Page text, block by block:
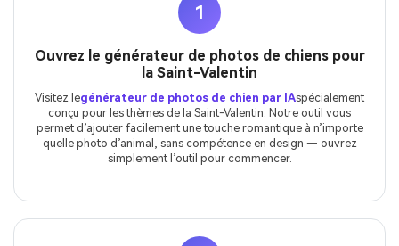
1
Ouvrez le générateur de photos de chiens pour
la Saint-Valentin
Visitez legénérateur de photos de chien par IAspécialement
conçu pour les thèmes de la Saint-Valentin. Notre outil vous
permet d’ajouter facilement une touche romantique à n’importe
quelle photo d’animal, sans compétence en design — ouvrez
simplement l’outil pour commencer.